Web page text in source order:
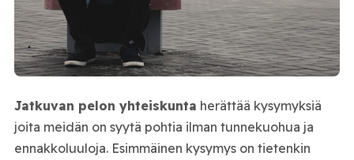
Jatkuvan pelon yhteiskunta herättää kysymyksiä
joita meidän on syytä pohtia ilman tunnekuohua ja
ennakkoluuloja. Esimmäinen kysymys on tietenkin